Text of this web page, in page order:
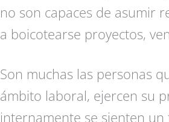
no son capaces de asumir
a boicotearse proyectos,
Son muchas las personas
ámbito laboral, ejercen su
internamente se sienten